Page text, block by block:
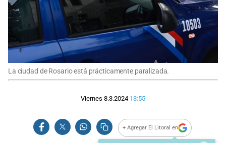
La ciudad de Rosario está prácticamente paralizada.
Viernes 8.3.2024 13:55
+ Agregar El Litoral en